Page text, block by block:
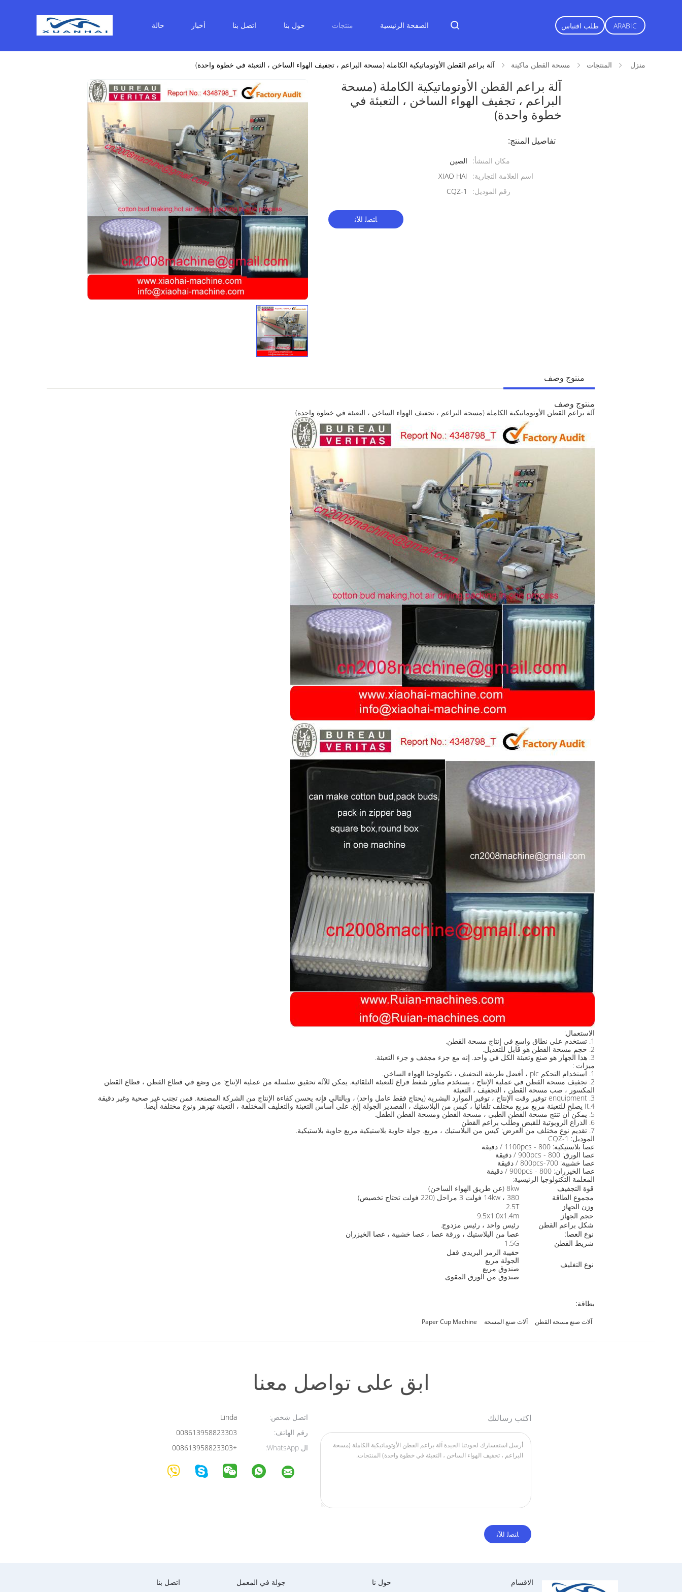
الصفحة الرئيسية منتجات حول بنا اتصل بنا أخبار حالة طلب اقتباس ARABIC
منزل المنتجات مسحة القطن ماكينة آلة براعم القطن الأوتوماتيكية الكاملة (مسحة البراعم ، تجفيف الهواء الساخن ، التعبئة في خطوة واحدة)
آلة براعم القطن الأوتوماتيكية الكاملة (مسحة
البراعم ، تجفيف الهواء الساخن ، التعبئة في
خطوة واحدة)
تفاصيل المنتج:
مكان المنشأ:
الصين
اسم العلامة التجارية:
XIAO HAI
رقم الموديل:
CQZ-1
ﺎﺘﺼﻟ ﺍﻶﻧ
منتوج وصف
منتوج وصف
آلة براعم القطن الأوتوماتيكية الكاملة (مسحة البراعم ، تجفيف الهواء الساخن ، التعبئة في خطوة واحدة)
الاستعمال:
1. تستخدم على نطاق واسع في إنتاج مسحة القطن.
2. حجم مسحة القطن هو قابل للتعديل.
3. هذا الجهاز هو صنع وتعبئة الكل في واحد. إنه مع جزء مجفف و جزء التعبئة.
ميزات :
1. استخدام التحكم plc ، أفضل طريقة التجفيف ، تكنولوجيا الهواء الساخن.
2. تجفيف مسحة القطن في عملية الإنتاج ، يستخدم مناور شفط فراغ للتعبئة التلقائية. يمكن للآلة تحقيق سلسلة من عملية الإنتاج: من وضع في قطاع القطن ، قطاع القطن
المكسور ، صب مسحة القطن ، التجفيف ، التعبئة
3. enquipment توفير وقت الإنتاج ، توفير الموارد البشرية (يحتاج فقط عامل واحد) ، وبالتالي فإنه يحسن كفاءة الإنتاج من الشركة المصنعة. فمن تجنب غير صحية وغير دقيقة
4.It يصلح للتعبئة مربع مربع مختلف تلقائيا ، كيس من البلاستيك ، القصدير الجولة إلخ. على أساس التعبئة والتغليف المختلفة ، التعبئة تهزهز ونوع مختلفة أيضا.
5. يمكن أن تنتج مسحة القطن الطبي ، مسحة القطن ومسحة القطن الطفل.
6. الذراع الروبوتية للقبض وطلب براعم القطن
7. تقديم نوع مختلف من العرض: كيس من البلاستيك ، مربع. جولة حاوية بلاستيكية مربع حاوية بلاستيكية.
الموديل: CQZ-1
عصا بلاستيكية: 800 - 1100pcs / دقيقة
عصا الورق: 800 - 900pcs / دقيقة
عصا خشبية: 700-800pcs / دقيقة
عصا الخيزران: 800 - 900pcs / دقيقة
المعلمة التكنولوجيا الرئيسية:
قوة التجفيف
8kw (عن طريق الهواء الساخن)
مجموع الطاقة
14kw ، 380 فولت 3 مراحل (220 فولت تحتاج تخصيص)
وزن الجهاز
2.5T
حجم الجهاز
9.5x1.0x1.4m
شكل براعم القطن
رئيس واحد ، رئيس مزدوج.
نوع العصا:
عصا من البلاستيك ، ورقة عصا ، عصا خشبية ، عصا الخيزران
شريط القطن
1.5G
نوع التغليف
حقيبة الرمز البريدي قفل
الجولة مربع
صندوق مربع
صندوق من الورق المقوى
بطاقة:
آلات صنع مسحة القطن آلات صنع المسحة Paper Cup Machine
ابق على تواصل معنا
اتصل شخص:
رقم الهاتف:
ال WhatsApp:
+008613958823303
اكتب رسالتك
الاقسام حول نا جولة في المعمل اتصل بنا